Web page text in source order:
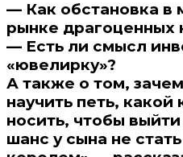
— Как обстановка в
рынке драгоценных
— Есть ли смысл
«ювелирку»?
А также о том,
научить петь, какой
носить, чтобы
шанс у сына не